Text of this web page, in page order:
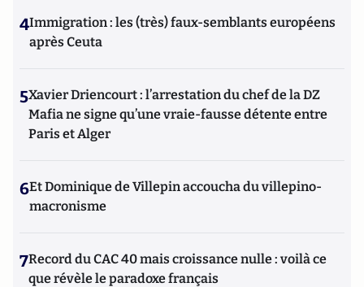
4Immigration : les (très) faux-semblants européens
après Ceuta
5Xavier Driencourt : l’arrestation du chef de la DZ
Mafia ne signe qu’une vraie-fausse détente entre
Paris et Alger
6Et Dominique de Villepin accoucha du villepino-
macronisme
7Record du CAC 40 mais croissance nulle : voilà ce
que révèle le paradoxe français